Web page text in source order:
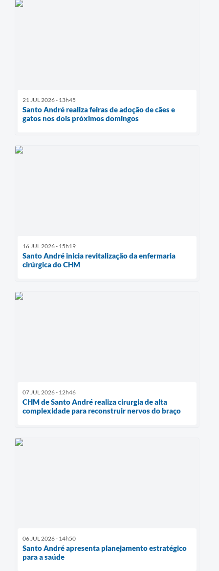
21 JUL 2026 - 13h45
Santo André realiza feiras de adoção de cães e
gatos nos dois próximos domingos
16 JUL 2026 - 15h19
Santo André inicia revitalização da enfermaria
cirúrgica do CHM
07 JUL 2026 - 12h46
CHM de Santo André realiza cirurgia de alta
complexidade para reconstruir nervos do braço
06 JUL 2026 - 14h50
Santo André apresenta planejamento estratégico
para a saúde